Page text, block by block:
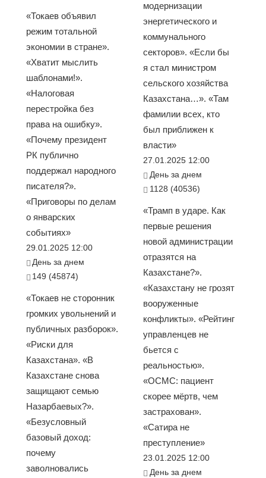
«Токаев объявил
режим тотальной
экономии в стране».
«Хватит мыслить
шаблонами!».
«Налоговая
перестройка без
права на ошибку».
«Почему президент
РК публично
поддержал народного
писателя?».
«Приговоры по делам
о январских
событиях»
29.01.2025 12:00
День за днем
149 (45874)
«Токаев не сторонник
громких увольнений и
публичных разборок».
«Риски для
Казахстана». «В
Казахстане снова
защищают семью
Назарбаевых?».
«Безусловный
базовый доход:
почему
заволновались
модернизации
энергетического и
коммунального
секторов». «Если бы
я стал министром
сельского хозяйства
Казахстана…». «Там
фамилии всех, кто
был приближен к
власти»
27.01.2025 12:00
День за днем
1128 (40536)
«Трамп в ударе. Как
первые решения
новой администрации
отразятся на
Казахстане?».
«Казахстану не грозят
вооруженные
конфликты». «Рейтинг
управленцев не
бьется с
реальностью».
«ОСМС: пациент
скорее мёртв, чем
застрахован».
«Сатира не
преступление»
23.01.2025 12:00
День за днем